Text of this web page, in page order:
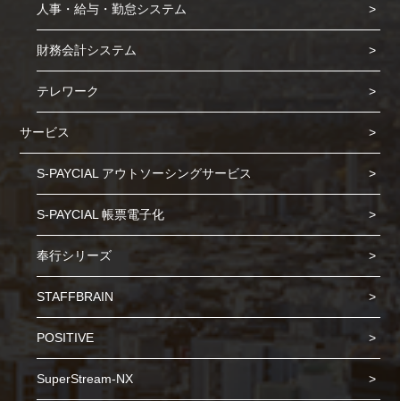
人事・給与・勤怠システム
財務会計システム
テレワーク
サービス
S-PAYCIAL アウトソーシングサービス
S-PAYCIAL 帳票電子化
奉行シリーズ
STAFFBRAIN
POSITIVE
SuperStream-NX